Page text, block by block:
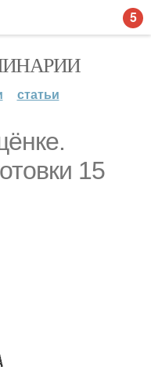
статьи
15
5